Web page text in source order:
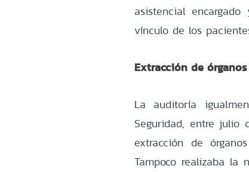
asistencial
vínculo de los
Extracción de
La auditoría
Seguridad, entre julio
extracción de
Tampoco realizaba la